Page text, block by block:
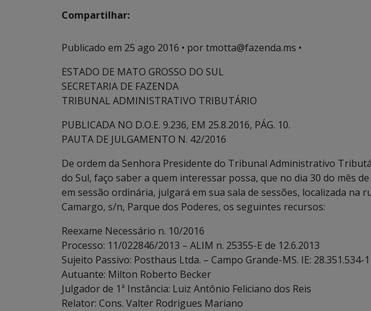
Compartilhar:
Publicado em 25 ago 2016 • por tmotta@fazenda.ms •
ESTADO DE MATO GROSSO DO SUL
SECRETARIA DE FAZENDA
TRIBUNAL ADMINISTRATIVO TRIBUTÁRIO
PUBLICADA NO D.O.E. 9.236, EM 25.8.2016, PÁG. 10.
PAUTA DE JULGAMENTO N. 42/2016
De ordem da Senhora Presidente do Tribunal Administrativo
do Sul, faço saber a quem interessar possa, que no dia 30 do mês
em sessão ordinária, julgará em sua sala de sessões, localizada na
Camargo, s/n, Parque dos Poderes, os seguintes recursos:
Reexame Necessário n. 10/2016
Processo: 11/022846/2013 – ALIM n. 25355-E de 12.6.2013
Sujeito Passivo: Posthaus Ltda. – Campo Grande-MS. IE: 28.351.534-1
Autuante: Milton Roberto Becker
Julgador de 1ª Instância: Luiz Antônio Feliciano dos Reis
Relator: Cons. Valter Rodrigues Mariano